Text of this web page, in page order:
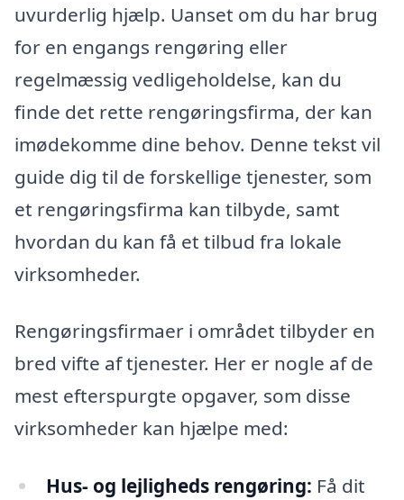
uvurderlig hjælp. Uanset om du har brug
for en engangs rengøring eller
regelmæssig vedligeholdelse, kan du
finde det rette rengøringsfirma, der kan
imødekomme dine behov. Denne tekst vil
guide dig til de forskellige tjenester, som
et rengøringsfirma kan tilbyde, samt
hvordan du kan få et tilbud fra lokale
virksomheder.
Rengøringsfirmaer i området tilbyder en
bred vifte af tjenester. Her er nogle af de
mest efterspurgte opgaver, som disse
virksomheder kan hjælpe med:
Hus- og lejligheds rengøring: Få dit